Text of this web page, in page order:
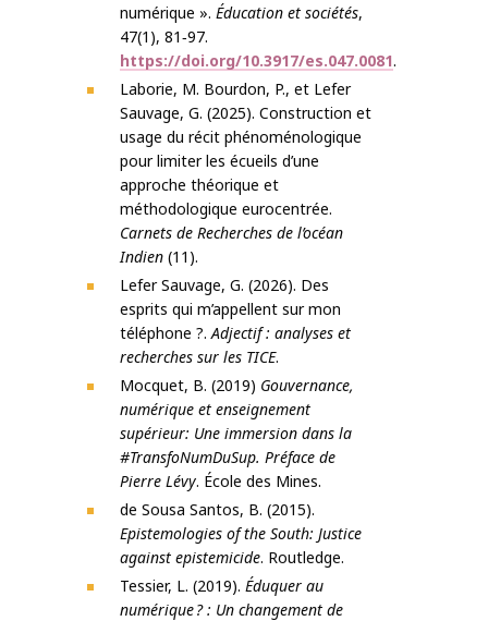
numérique ». Éducation et sociétés,
47(1), 81‑97.
https://doi.org/10.3917/es.047.0081.
Laborie, M. Bourdon, P., et Lefer
Sauvage, G. (2025). Construction et
usage du récit phénoménologique
pour limiter les écueils d’une
approche théorique et
méthodologique eurocentrée.
Carnets de Recherches de l’océan
Indien (11).
Lefer Sauvage, G. (2026). Des
esprits qui m’appellent sur mon
téléphone ?.Adjectif : analyses et
recherches sur les TICE.
Mocquet, B. (2019) Gouvernance,
numérique et enseignement
supérieur: Une immersion dans la
#TransfoNumDuSup. Préface de
Pierre Lévy. École des Mines.
de Sousa Santos, B. (2015).
Epistemologies of the South: Justice
against epistemicide. Routledge.
Tessier, L. (2019). Éduquer au
numérique? : Un changement de